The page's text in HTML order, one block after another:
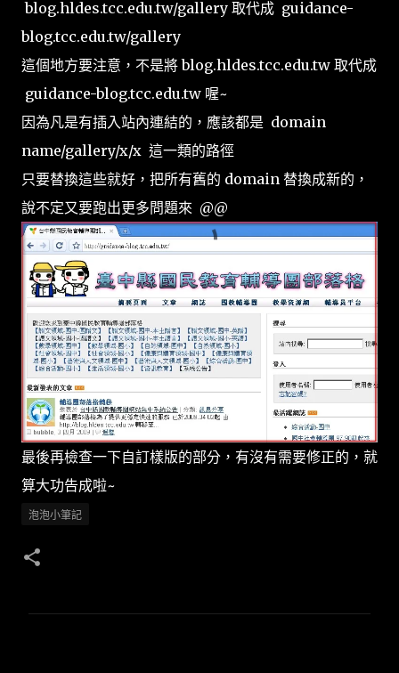
blog.hldes.tcc.edu.tw/gallery 取代成 guidance-
blog.tcc.edu.tw/gallery
這個地方要注意，不是將 blog.hldes.tcc.edu.tw 取代成
guidance-blog.tcc.edu.tw 喔~
因為凡是有插入站內連結的，應該都是 domain
name/gallery/x/x 這一類的路徑
只要替換這些就好，把所有舊的 domain 替換成新的，
說不定又要跑出更多問題來 @@
最後再檢查一下自訂樣版的部分，有沒有需要修正的，就
算大功告成啦~
泡泡小筆記